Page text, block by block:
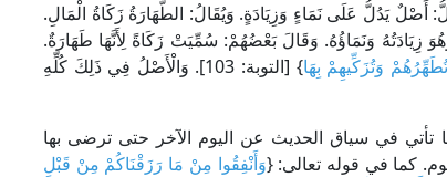
يَدُلُّ عَلَى نَمَاءٍ وَزِيَادَةٍ. وَيُقَالُ: الطَّهَارَةُ زَكَاةُ الْمَالِ.
زِيَادَتُهُ وَنَمَاؤُهُ. وَقَالَ بَعْضُهُمْ: سُمِّيَتْ زَكَاةً لِأَنَّهَا طَهَارَةٌ.
وَتُزَكِّيهِمْ بِهَا
} [التوبة: 103]. وَالْأَصْلُ فِي ذَلِكَ كُلِّهِ
تأتي في سياق الحديث عن اليوم الآخر حتى ترضى بها
كما في قوله تعالى: {وَأَنْفِقُوا مِنْ مَا رَزَقْنَاكُمْ مِنْ قَبْلِ